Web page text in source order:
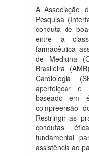
A Associação
Pesquisa
conduta de
entre a
farmacêutica
de Medicina
Brasileira
Cardiologia
aperfeiçoar e
baseado em
compreensão
Restringir as
condutas
fundamental
assistência ao